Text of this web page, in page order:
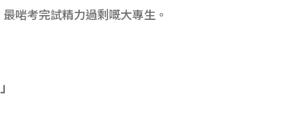
啱考完試精力過剩嘅大專生。